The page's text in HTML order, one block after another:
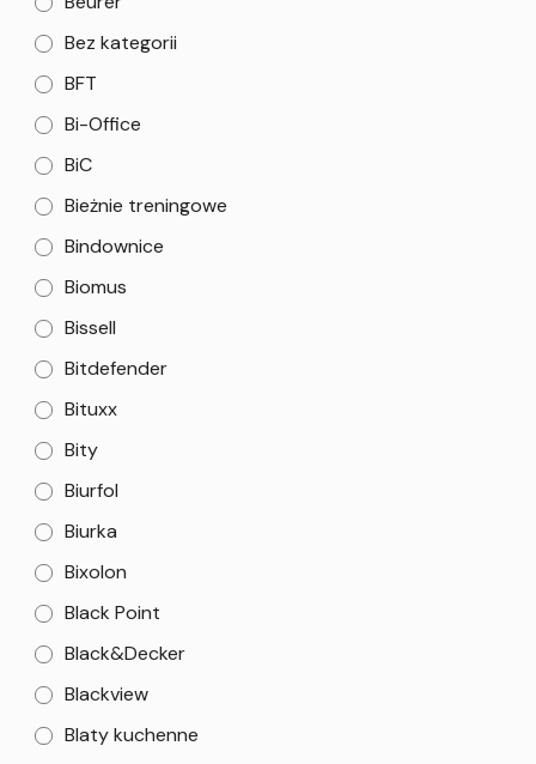
Bez kategorii
BFT
Bi-Office
BiC
Bieżnie treningowe
Bindownice
Biomus
Bissell
Bitdefender
Bituxx
Bity
Biurfol
Biurka
Bixolon
Black Point
Black&Decker
Blackview
Blaty kuchenne